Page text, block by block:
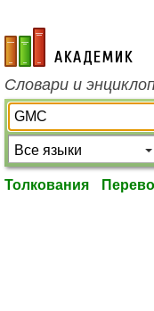
academic.ru
Словари и
Толкования